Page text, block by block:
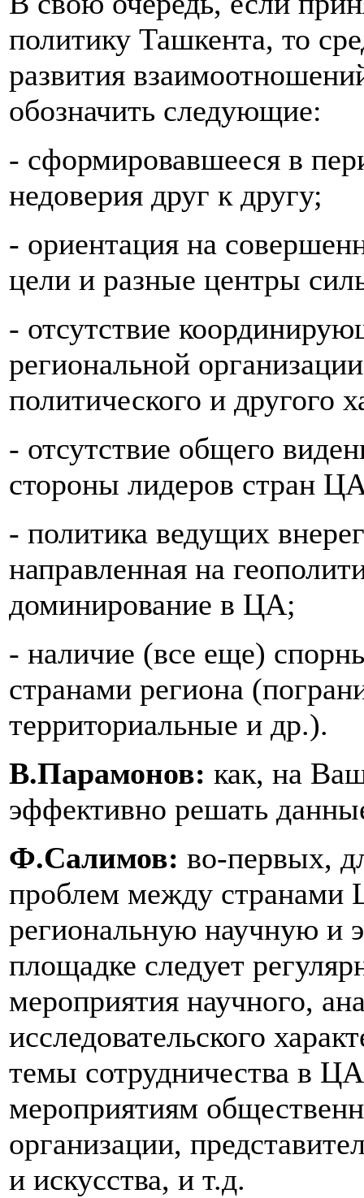
политику Ташкента, то
развития
обозначить следующие:
- сформировавшееся в
недоверия друг к другу;
- ориентация на
цели и разные центры
- отсутствие
региональной
политического и другого
- отсутствие общего
стороны лидеров стран
- политика ведущих
направленная на
доминирование в ЦА;
- наличие (все еще)
странами региона
территориальные и др.).
В.Парамонов: как, на
эффективно решать
Ф.Салимов: во-первых,
проблем между странами
региональную научную и
площадке следует
мероприятия научного,
исследовательского
темы сотрудничества в
мероприятиям
организации,
и искусства, и т.д.